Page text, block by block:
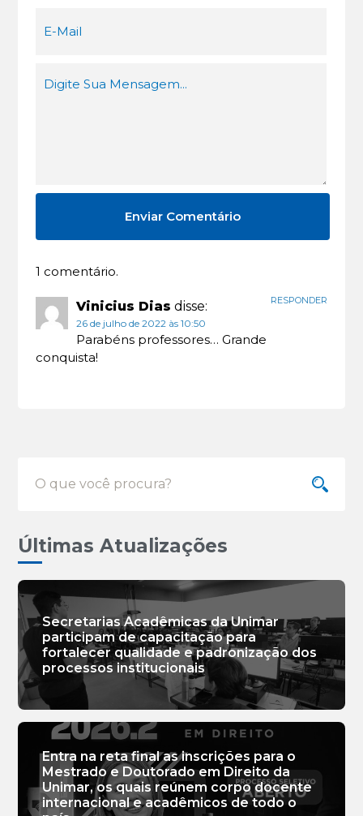
1 comentário.
Vinicius Dias disse:
26 de julho de 2022 às 10:50
Parabéns professores… Grande
conquista!
RESPONDER
Últimas Atualizações
Secretarias Acadêmicas da Unimar
participam de capacitação para
fortalecer qualidade e padronização dos
processos institucionais
Entra na reta final as inscrições para o
Mestrado e Doutorado em Direito da
Unimar, os quais reúnem corpo docente
internacional e acadêmicos de todo o